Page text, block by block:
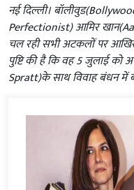
नई दिल्ली।
Perfectionist) आमिर
चल रही सभी अटकलों पर
पुष्टि की है कि वह 5 जुलाई को
Spratt)के साथ विवाह बंधन में